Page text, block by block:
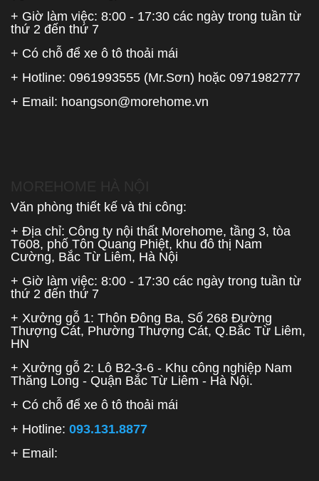
+ Giờ làm việc: 8:00 - 17:30 các ngày trong tuần từ
thứ 2 đến thứ 7
+ Có chỗ để xe ô tô thoải mái
+ Hotline: 0961993555 (Mr.Sơn) hoặc 0971982777
+ Email: hoangson@morehome.vn
Văn phòng thiết kế và thi công:
+ Địa chỉ: Công ty nội thất Morehome, tầng 3, tòa
T608, phố Tôn Quang Phiệt, khu đô thị Nam
Cường, Bắc Từ Liêm, Hà Nội
+ Giờ làm việc: 8:00 - 17:30 các ngày trong tuần từ
thứ 2 đến thứ 7
+ Xưởng gỗ 1: Thôn Đông Ba, Số 268 Đường
Thượng Cát, Phường Thượng Cát, Q.Bắc Từ Liêm,
HN
+ Xưởng gỗ 2: Lô B2-3-6 - Khu công nghiệp Nam
Thăng Long - Quận Bắc Từ Liêm - Hà Nội.
+ Có chỗ để xe ô tô thoải mái
+ Hotline: 093.131.8877
+ Email: